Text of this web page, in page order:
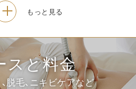
トメント
スと料金
脱毛、ニキビケアなど